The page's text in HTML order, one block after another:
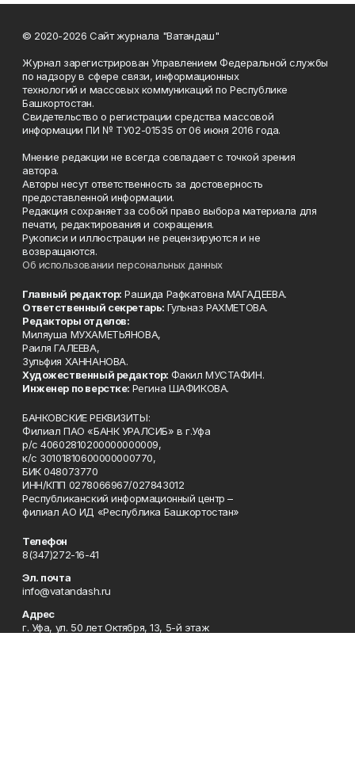
© 2020-2026 Сайт журнала "Ватандаш"
Журнал зарегистрирован Управлением Федеральной службы
по надзору в сфере связи, информационных
технологий и массовых коммуникаций по Республике
Башкортостан.
Свидетельство о регистрации средства массовой
информации ПИ № ТУ02-01535 от 06 июня 2016 года.
Мнение редакции не всегда совпадает с точкой зрения
автора.
Авторы несут ответственность за достоверность
предоставленной информации.
Редакция сохраняет за собой право выбора материала для
печати, редактирования и сокращения.
Рукописи и иллюстрации не рецензируются и не
возвращаются.
Об использовании персональных данных
Главный редактор: Рашида Рафкатовна МАГАДЕЕВА.
Ответственный секретарь: Гульназ РАХМЕТОВА.
Редакторы отделов:
Миляуша МУХАМЕТЬЯНОВА,
Раиля ГАЛЕЕВА,
Зульфия ХАННАНОВА.
Художественный редактор: Факил МУСТАФИН.
Инженер по верстке: Регина ШАФИКОВА.
БАНКОВСКИЕ РЕКВИЗИТЫ:
Филиал ПАО «БАНК УРАЛСИБ» в г.Уфа
р/с 40602810200000000009,
к/с 30101810600000000770,
БИК 048073770
ИНН/КПП 0278066967/027843012
Республиканский информационный центр –
филиал АО ИД «Республика Башкортостан»
Телефон
8(347)272-16-41
Эл. почта
info@vatandash.ru
Адрес
г. Уфа, ул. 50 лет Октября, 13, 5-й этаж